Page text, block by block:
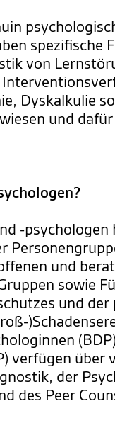
spezifische
von
Dyskalkulie
und
-psychologen
und
sowie
und der
verfügen über
der
des Peer